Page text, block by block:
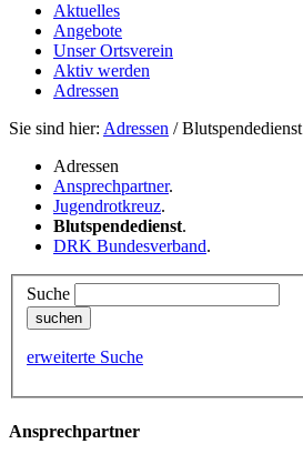
Aktuelles
Angebote
Unser Ortsverein
Aktiv werden
Adressen
Sie sind hier: Adressen / Blutspendedienst
Adressen
Ansprechpartner.
Jugendrotkreuz.
Blutspendedienst.
DRK Bundesverband.
Suche
erweiterte Suche
Ansprechpartner